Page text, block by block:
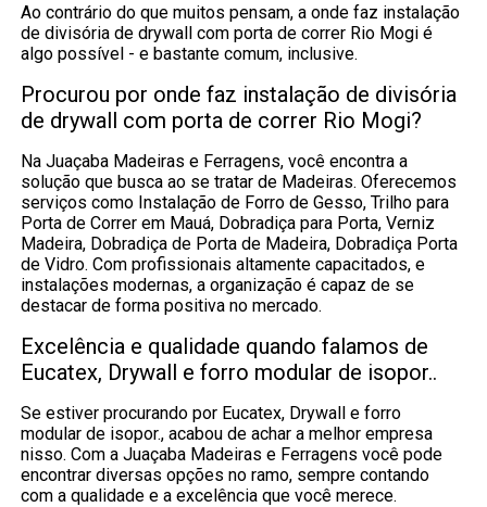
Ao contrário do que muitos pensam, a onde faz instalação
de divisória de drywall com porta de correr Rio Mogi é
algo possível - e bastante comum, inclusive.
Procurou por onde faz instalação de divisória
de drywall com porta de correr Rio Mogi?
Na Juaçaba Madeiras e Ferragens, você encontra a
solução que busca ao se tratar de Madeiras. Oferecemos
serviços como Instalação de Forro de Gesso, Trilho para
Porta de Correr em Mauá, Dobradiça para Porta, Verniz
Madeira, Dobradiça de Porta de Madeira, Dobradiça Porta
de Vidro. Com profissionais altamente capacitados, e
instalações modernas, a organização é capaz de se
destacar de forma positiva no mercado.
Excelência e qualidade quando falamos de
Eucatex, Drywall e forro modular de isopor..
Se estiver procurando por Eucatex, Drywall e forro
modular de isopor., acabou de achar a melhor empresa
nisso. Com a Juaçaba Madeiras e Ferragens você pode
encontrar diversas opções no ramo, sempre contando
com a qualidade e a excelência que você merece.